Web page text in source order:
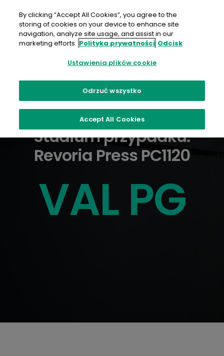
treści
Studium przypadku:
Revoria Press PC1120
VAL PG
By clicking “Accept All Cookies”, you agree to the
storing of cookies on your device to enhance site
navigation, analyze site usage, and assist in our
marketing efforts. Polityka prywatności Odcisk
Ustawienia plików cookie
Odrzuć wszystko
Accept All Cookies